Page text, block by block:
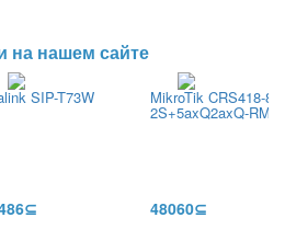
на нашем сайте
SIP-T73W MikroTik CRS418-
2S+5axQ2axQ-RM
48060⊆